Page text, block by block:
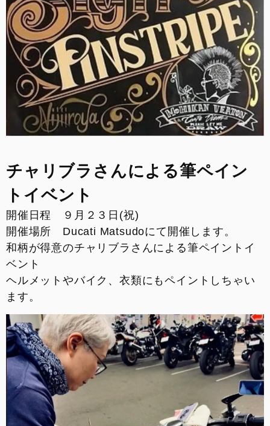
チャリブラさんによる筆ペイン
トイベント
開催日程 ９月２３日(祝)
開催場所 Ducati Matsudoにて開催します。
和柄が得意のチャリブラさんによる筆ペイントイ
ベント
ヘルメットやバイク、衣類にもペイントしちゃい
ます。